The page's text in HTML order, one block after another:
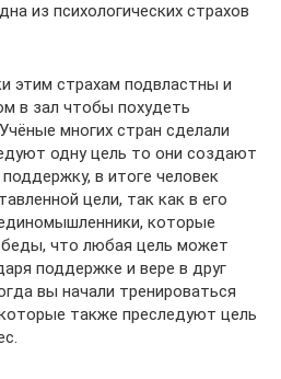
из психологических страхов
этим страхам подвластны и
в зал чтобы похудеть
многих стран сделали
одну цель то они создают
в итоге человек
цели, так как в его
которые
что любая цель может
поддержке и вере в друг
вы начали тренироваться
также преследуют цель